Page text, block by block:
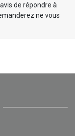
de répondre à
ne vous